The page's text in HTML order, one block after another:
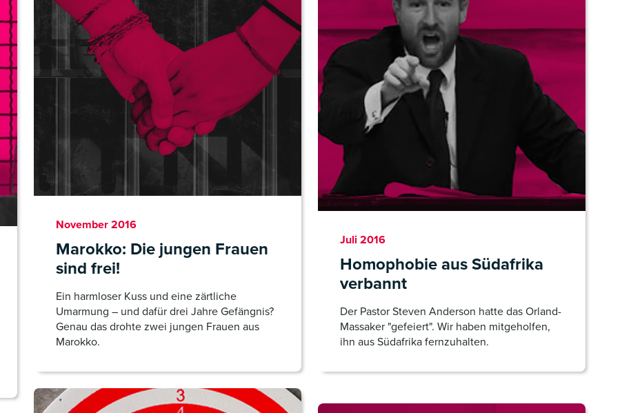
November 2016
Marokko: Die jungen Frauen
sind frei!
Ein harmloser Kuss und eine zärtliche
Umarmung – und dafür drei Jahre Gefängnis?
Genau das drohte zwei jungen Frauen aus
Marokko.
Juli 2016
Homophobie aus Südafrika
verbannt
Der Pastor Steven Anderson hatte das Orland-
Massaker "gefeiert". Wir haben mitgeholfen,
ihn aus Südafrika fernzuhalten.